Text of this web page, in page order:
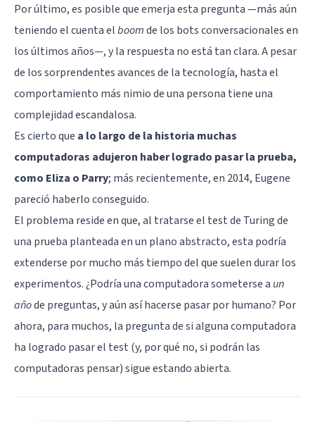
Por último, es posible que emerja esta pregunta —más aún
teniendo el cuenta elboomde los bots conversacionales en
los últimos años—, y la respuesta no está tan clara. A pesar
de los sorprendentes avances de la tecnología, hasta el
comportamiento más nimio de una persona tiene una
complejidad escandalosa.
Es cierto que a lo largo de la historia muchas
computadoras adujeron haber logrado pasar la prueba,
como Eliza o Parry; más recientemente, en 2014, Eugene
pareció haberlo conseguido.
El problema reside en que, al tratarse el test de Turing de
una prueba planteada en un plano abstracto, esta podría
extenderse por mucho más tiempo del que suelen durar los
experimentos. ¿Podría una computadora someterse aun
añode preguntas, y aún así hacerse pasar por humano? Por
ahora, para muchos, la pregunta de si alguna computadora
ha logrado pasar el test (y, por qué no, si podrán las
computadoras pensar) sigue estando abierta.